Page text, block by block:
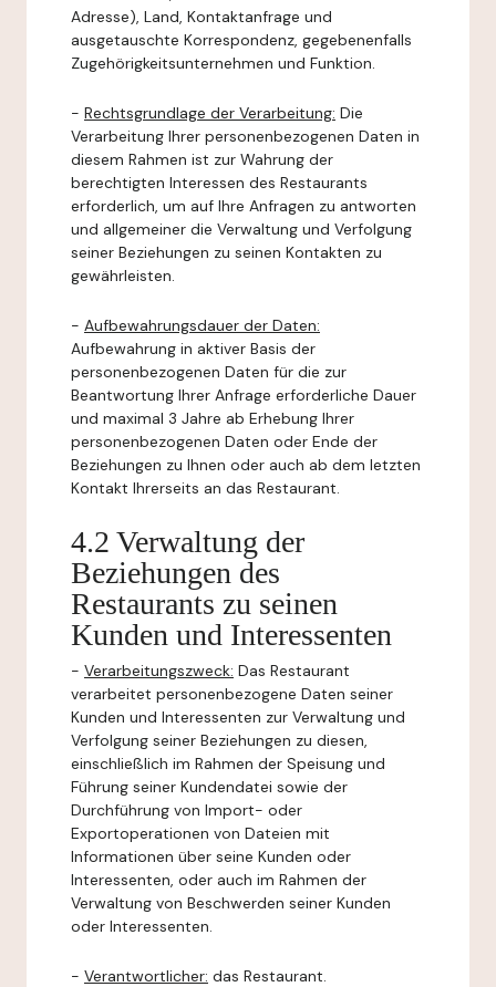
Adresse), Land, Kontaktanfrage und
ausgetauschte Korrespondenz, gegebenenfalls
Zugehörigkeitsunternehmen und Funktion.
- Rechtsgrundlage der Verarbeitung: Die
Verarbeitung Ihrer personenbezogenen Daten in
diesem Rahmen ist zur Wahrung der
berechtigten Interessen des Restaurants
erforderlich, um auf Ihre Anfragen zu antworten
und allgemeiner die Verwaltung und Verfolgung
seiner Beziehungen zu seinen Kontakten zu
gewährleisten.
- Aufbewahrungsdauer der Daten:
Aufbewahrung in aktiver Basis der
personenbezogenen Daten für die zur
Beantwortung Ihrer Anfrage erforderliche Dauer
und maximal 3 Jahre ab Erhebung Ihrer
personenbezogenen Daten oder Ende der
Beziehungen zu Ihnen oder auch ab dem letzten
Kontakt Ihrerseits an das Restaurant.
4.2 Verwaltung der
Beziehungen des
Restaurants zu seinen
Kunden und Interessenten
- Verarbeitungszweck: Das Restaurant
verarbeitet personenbezogene Daten seiner
Kunden und Interessenten zur Verwaltung und
Verfolgung seiner Beziehungen zu diesen,
einschließlich im Rahmen der Speisung und
Führung seiner Kundendatei sowie der
Durchführung von Import- oder
Exportoperationen von Dateien mit
Informationen über seine Kunden oder
Interessenten, oder auch im Rahmen der
Verwaltung von Beschwerden seiner Kunden
oder Interessenten.
- Verantwortlicher: das Restaurant.